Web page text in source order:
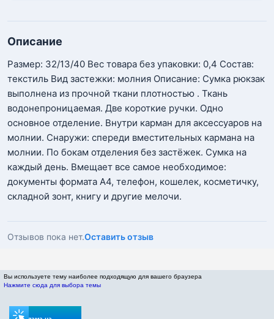
Описание
Размер: 32/13/40 Вес товара без упаковки: 0,4 Состав:
текстиль Вид застежки: молния Описание: Сумка рюкзак
выполнена из прочной ткани плотностью . Ткань
водонепроницаемая. Две короткие ручки. Одно
основное отделение. Внутри карман для аксессуаров на
молнии. Снаружи: спереди вместительных кармана на
молнии. По бокам отделения без застёжек. Сумка на
каждый день. Вмещает все самое необходимое:
документы формата А4, телефон, кошелек, косметичку,
складной зонт, книгу и другие мелочи.
Отзывов пока нет.Оставить отзыв
Вы используете тему наиболее подходящую для вашего браузера
Нажмите сюда для выбора темы